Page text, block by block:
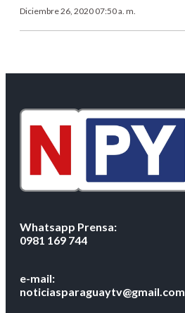
Diciembre 26, 2020 07:50 a. m.
Whatsapp Prensa:
0981 169 744
e-mail:
noticiasparaguaytv@gmail.com